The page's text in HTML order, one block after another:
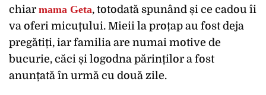
chiarmama Geta, totodată spunând și ce cadou îi
va oferi micuțului. Mieii la proțap au fost deja
pregătiți, iar familia are numai motive de
bucurie, căci și logodna părinților a fost
anunțată în urmă cu două zile.